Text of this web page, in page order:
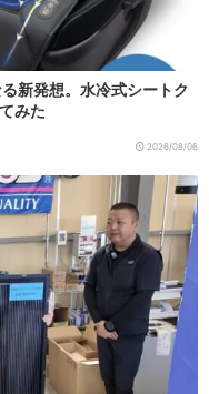
新発想。水冷式シートク
みた
2026/08/06